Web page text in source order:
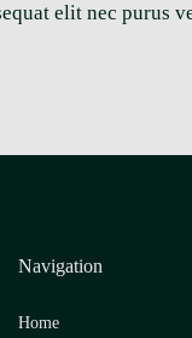
elit nec purus
Navigation
Home